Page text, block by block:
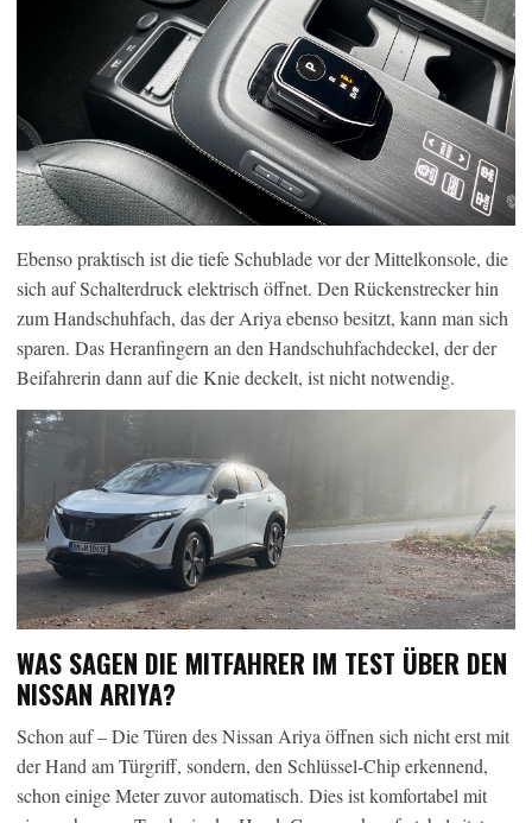
Ebenso praktisch ist die tiefe Schublade vor der Mittelkonsole, die
sich auf Schalterdruck elektrisch öffnet. Den Rückenstrecker hin
zum Handschuhfach, das der Ariya ebenso besitzt, kann man sich
sparen. Das Heranfingern an den Handschuhfachdeckel, der der
Beifahrerin dann auf die Knie deckelt, ist nicht notwendig.
WAS SAGEN DIE MITFAHRER IM TEST ÜBER DEN
NISSAN ARIYA?
Schon auf – Die Türen des Nissan Ariya öffnen sich nicht erst mit
der Hand am Türgriff, sondern, den Schlüssel-Chip erkennend,
schon einige Meter zuvor automatisch. Dies ist komfortabel mit